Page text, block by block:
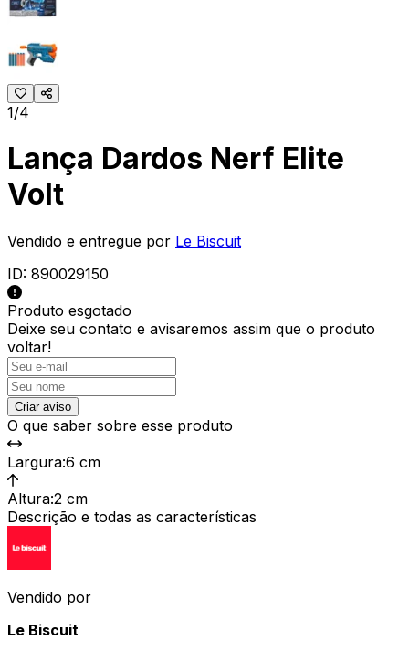
1/4
Lança Dardos Nerf Elite
Volt
Vendido e entregue por Le Biscuit
ID: 890029150
Produto esgotado
Deixe seu contato e avisaremos assim que o produto
voltar!
Criar aviso
O que saber sobre esse produto
Largura:6 cm
Altura:2 cm
Descrição e todas as características
Vendido por
Le Biscuit